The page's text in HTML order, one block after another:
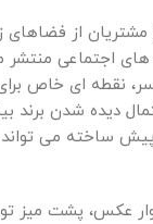
مشتریان از
های اجتماعی منتشر
نقطه ای خاص
دیده شدن برند
ساخته می
عکس، پشت میز